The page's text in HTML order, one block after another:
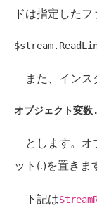
ドは指定した
また、インス
オブジェクト変数
とします。オ
ット(.)を置きま
下記は